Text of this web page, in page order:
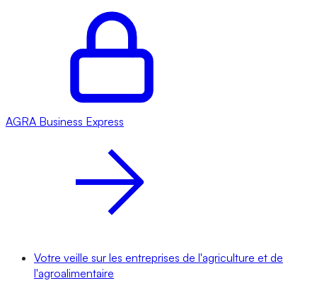
AGRA Business Express
Votre veille sur les entreprises de l'agriculture et de
l'agroalimentaire